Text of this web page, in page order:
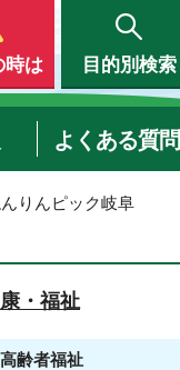
時は 目的別検索
よくある質問
りんピック岐阜
・福祉
高齢者福祉